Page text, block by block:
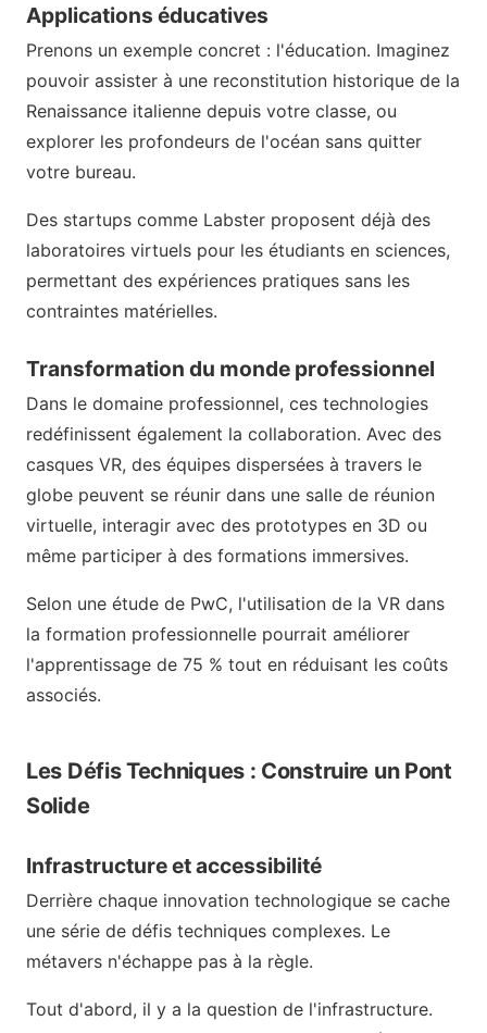
Applications éducatives
Prenons un exemple concret : l'éducation. Imaginez
pouvoir assister à une reconstitution historique de la
Renaissance italienne depuis votre classe, ou
explorer les profondeurs de l'océan sans quitter
votre bureau.
Des startups comme Labster proposent déjà des
laboratoires virtuels pour les étudiants en sciences,
permettant des expériences pratiques sans les
contraintes matérielles.
Transformation du monde professionnel
Dans le domaine professionnel, ces technologies
redéfinissent également la collaboration. Avec des
casques VR, des équipes dispersées à travers le
globe peuvent se réunir dans une salle de réunion
virtuelle, interagir avec des prototypes en 3D ou
même participer à des formations immersives.
Selon une étude de PwC, l'utilisation de la VR dans
la formation professionnelle pourrait améliorer
l'apprentissage de 75 % tout en réduisant les coûts
associés.
Les Défis Techniques : Construire un Pont
Solide
Infrastructure et accessibilité
Derrière chaque innovation technologique se cache
une série de défis techniques complexes. Le
métavers n'échappe pas à la règle.
Tout d'abord, il y a la question de l'infrastructure.